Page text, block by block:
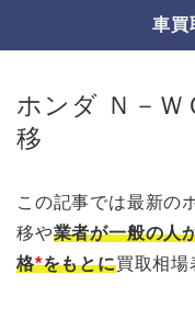
車買
ホンダ Ｎ－Ｗ
移
この記事では最新の
移や業者が一般の人
格*をもとに買取相場